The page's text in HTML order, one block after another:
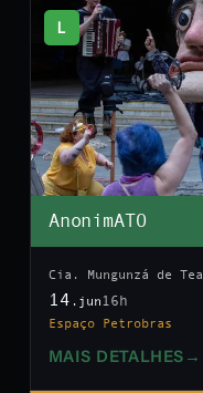
L
AnonimATO
Cia. Mungunzá de
14 .jun 16h
Espaço Petrobras
MAIS DETALHES →